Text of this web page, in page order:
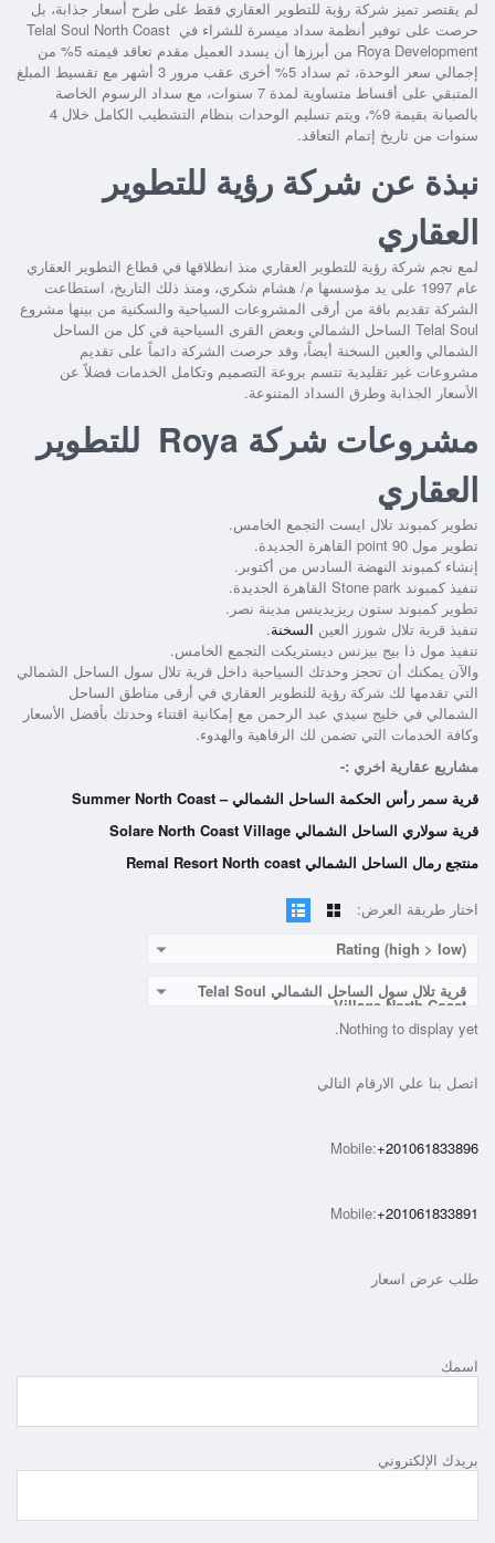
لم يقتصر تميز شركة رؤية للتطوير العقاري فقط على طرح أسعار جذابة، بل
حرصت على توفير أنظمة سداد ميسرة للشراء في Telal Soul North Coast
Roya Development
من أبرزها أن يسدد العميل مقدم تعاقد قيمته 5% من
إجمالي سعر الوحدة، ثم سداد 5% أخرى عقب مرور 3 أشهر مع تقسيط المبلغ
المتبقي على أقساط متساوية لمدة 7 سنوات، مع سداد الرسوم الخاصة
بالصيانة بقيمة 9%، ويتم تسليم الوحدات بنظام التشطيب الكامل خلال 4
سنوات من تاريخ إتمام التعاقد.
نبذة عن شركة رؤية للتطوير
العقاري
لمع نجم شركة رؤية للتطوير العقاري منذ انطلاقها في قطاع التطوير العقاري
عام 1997 على يد مؤسسها م/ هشام شكري، ومنذ ذلك التاريخ، استطاعت
الشركة تقديم باقة من أرقى المشروعات السياحية والسكنية من بينها مشروع
Telal Soul الساحل الشمالي
وبعض القرى السياحية في كل من الساحل
الشمالي والعين السخنة أيضاً، وقد حرصت الشركة دائماً على تقديم
مشروعات غير تقليدية تتسم بروعة التصميم وتكامل الخدمات فضلاً عن
الأسعار الجذابة وطرق السداد المتنوعة.
مشروعات شركة Roya للتطوير
العقاري
تطوير كمبوند تلال ايست التجمع الخامس.
تطوير مول point 90 القاهرة الجديدة.
إنشاء كمبوند النهضة السادس من أكتوبر.
تنفيذ كمبوند Stone park القاهرة الجديدة.
تطوير كمبوند ستون ريزيدينس مدينة نصر.
تنفيذ قرية تلال شورز العين السخنة.
تنفيذ مول ذا بيج بيزنس ديستريكت التجمع الخامس.
والآن يمكنك أن تحجز وحدتك السياحية داخل قرية تلال سول الساحل الشمالي
التي تقدمها لك شركة رؤية للتطوير العقاري في أرقى مناطق الساحل
الشمالي في خليج سيدي عبد الرحمن مع إمكانية اقتناء وحدتك بأفضل الأسعار
وكافة الخدمات التي تضمن لك الرفاهية والهدوء.
مشاريع عقارية اخري :-
قرية سمر رأس الحكمة الساحل الشمالي – Summer North Coast
قرية سولاري الساحل الشمالي Solare North Coast Village
منتجع رمال الساحل الشمالي Remal Resort North coast
اختار طريقة العرض:
Rating (high > low)
قرية تلال سول الساحل الشمالي Telal Soul
Village North Coast
Nothing to display yet.
اتصل بنا علي الارقام التالي
Mobile:+201061833896
Mobile:+201061833891
طلب عرض اسعار
اسمك
بريدك الإلكتروني